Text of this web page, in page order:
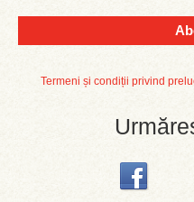
Termeni și condiții privind